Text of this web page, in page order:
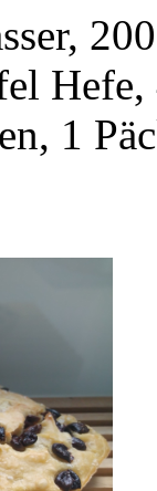
1